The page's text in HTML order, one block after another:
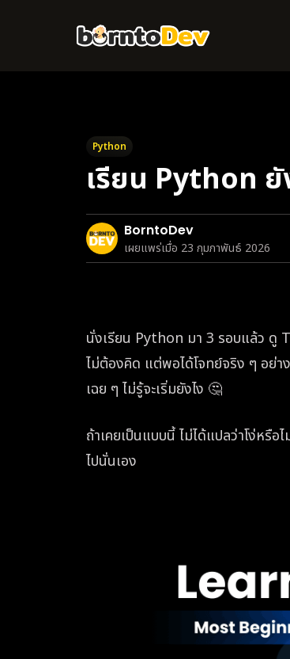
Python
เรียน Python ยั
BorntoDev
เผยแพร่เมื่อ 23 กุมภาพันธ์ 2026
นั่งเรียน Python มา 3 รอบแล้ว
ไม่ต้องคิด แต่พอได้โจทย์จริง ๆ อย่
เฉย ๆ ไม่รู้จะเริ่มยังไง 🤔
ถ้าเคยเป็นแบบนี้ ไม่ได้แปลว่าโง่หรื
ไปนั่นเอง